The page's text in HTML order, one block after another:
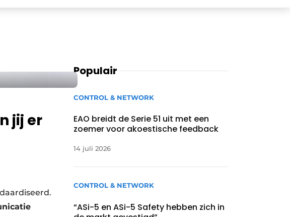
jij er
Populair
CONTROL & NETWORK
EAO breidt de Serie 51 uit met een
zoemer voor akoestische feedback
14 juli 2026
CONTROL & NETWORK
“ASi-5 en ASi-5 Safety hebben zich in